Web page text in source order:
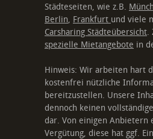
Städteseiten, wie z.B.
Berlin, Frankfurt und viele
Carsharing Städteübersicht.
spezielle Mietangebote in
Hinweis: Wir arbeiten hart
kostenfrei nützliche
bereitzustellen. Unsere
dennoch keinen
dar. Von einigen Anbietern
Vergütung, diese hat ggf.